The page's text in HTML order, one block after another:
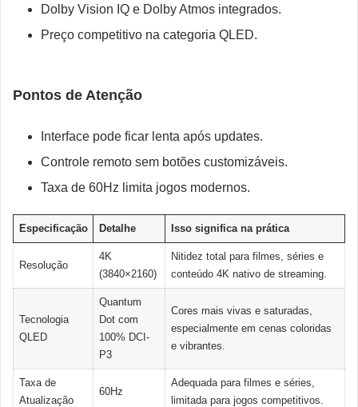
Dolby Vision IQ e Dolby Atmos integrados.
Preço competitivo na categoria QLED.
Pontos de Atenção
Interface pode ficar lenta após updates.
Controle remoto sem botões customizáveis.
Taxa de 60Hz limita jogos modernos.
Especificação Detalhe Isso significa na prática
Resolução
4K
(3840×2160)
Nitidez total para filmes, séries e
conteúdo 4K nativo de streaming.
Tecnologia
QLED
Quantum
Dot com
100% DCI-
P3
Cores mais vivas e saturadas,
especialmente em cenas coloridas
e vibrantes.
Taxa de
Atualização
60Hz
Adequada para filmes e séries,
limitada para jogos competitivos.